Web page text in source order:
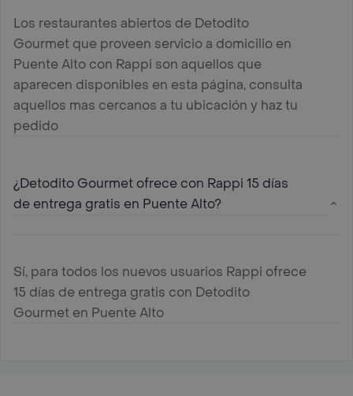
Los restaurantes abiertos de Detodito
Gourmet que proveen servicio a domicilio en
Puente Alto con Rappi son aquellos que
aparecen disponibles en esta página, consulta
aquellos mas cercanos a tu ubicación y haz tu
pedido
¿Detodito Gourmet ofrece con Rappi 15 días
de entrega gratis en Puente Alto?
Sí, para todos los nuevos usuarios Rappi ofrece
15 días de entrega gratis con Detodito
Gourmet en Puente Alto